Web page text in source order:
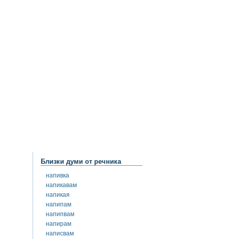
Близки думи от речника
напивка
напикавам
напикая
напипам
напипвам
напирам
написвам